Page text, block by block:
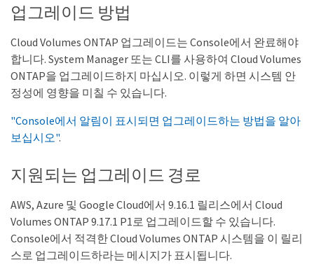
업그레이드 방법
Cloud Volumes ONTAP 업그레이드는 Console에서 완료해야
합니다. System Manager 또는 CLI를 사용하여 Cloud Volumes
ONTAP을 업그레이드하지 마십시오. 이렇게 하면 시스템 안
정성에 영향을 미칠 수 있습니다.
"Console에서 알림이 표시되면 업그레이드하는 방법을 알아
보십시오".
지원되는 업그레이드 경로
AWS, Azure 및 Google Cloud에서 9.16.1 릴리스에서 Cloud
Volumes ONTAP 9.17.1 P1로 업그레이드할 수 있습니다.
Console에서 적격한 Cloud Volumes ONTAP 시스템을 이 릴리
스로 업그레이드하라는 메시지가 표시됩니다.